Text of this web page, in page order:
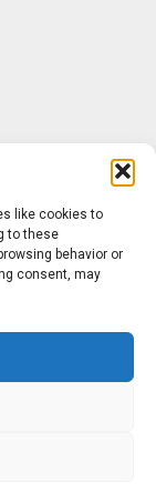
like cookies to
to these
behavior or
consent, may